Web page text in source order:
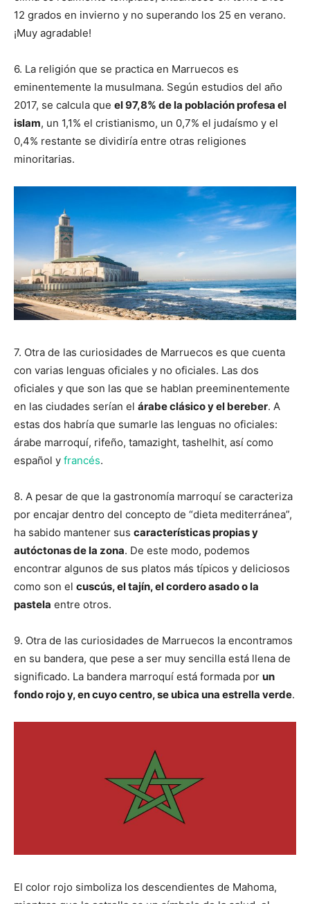
12 grados en invierno y no superando los 25 en verano.
¡Muy agradable!
6. La religión que se practica en Marruecos es
eminentemente la musulmana. Según estudios del año
2017, se calcula que el 97,8% de la población profesa el
islam, un 1,1% el cristianismo, un 0,7% el judaísmo y el
0,4% restante se dividiría entre otras religiones
minoritarias.
7. Otra de las curiosidades de Marruecos es que cuenta
con varias lenguas oficiales y no oficiales. Las dos
oficiales y que son las que se hablan preeminentemente
en las ciudades serían el árabe clásico y el bereber. A
estas dos habría que sumarle las lenguas no oficiales:
árabe marroquí, rifeño, tamazight, tashelhit, así como
español y francés.
8. A pesar de que la gastronomía marroquí se caracteriza
por encajar dentro del concepto de “dieta mediterránea”,
ha sabido mantener sus características propias y
autóctonas de la zona. De este modo, podemos
encontrar algunos de sus platos más típicos y deliciosos
como son el cuscús, el tajín, el cordero asado o la
pastela entre otros.
9. Otra de las curiosidades de Marruecos la encontramos
en su bandera, que pese a ser muy sencilla está llena de
significado. La bandera marroquí está formada por un
fondo rojo y, en cuyo centro, se ubica una estrella verde.
El color rojo simboliza los descendientes de Mahoma,